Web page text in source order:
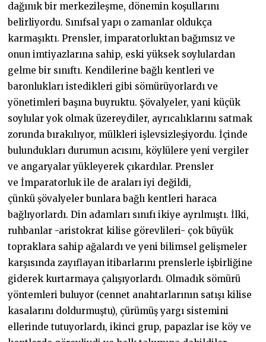
dağınık bir merkezileşme, dönemin koşullarını
belirliyordu. Sınıfsal yapı o zamanlar oldukça
karmaşıktı. Prensler, imparatorluktan bağımsız ve
onun imtiyazlarına sahip, eski yüksek soylulardan
gelme bir sınıftı. Kendilerine bağlı kentleri ve
baronlukları istedikleri gibi sömürüyorlardı ve
yönetimleri başına buyruktu. Şövalyeler, yani küçük
soylular yok olmak üzereydiler, ayrıcalıklarını satmak
zorunda bırakılıyor, mülkleri işlevsizleşiyordu. İçinde
bulundukları durumun acısını, köylülere yeni vergiler
ve angaryalar yükleyerek çıkardılar. Prensler
ve İmparatorluk ile de araları iyi değildi,
çünkü şövalyeler bunlara bağlı kentleri haraca
bağlıyorlardı. Din adamları sınıfı ikiye ayrılmıştı. İlki,
ruhbanlar -aristokrat kilise görevlileri- çok büyük
topraklara sahip ağalardı ve yeni bilimsel gelişmeler
karşısında zayıflayan itibarlarını prenslerle işbirliğine
giderek kurtarmaya çalışıyorlardı. Olmadık sömürü
yöntemleri buluyor (cennet anahtarlarının satışı kilise
kasalarını doldurmuştu), çürümüş yargı sistemini
ellerinde tutuyorlardı, ikinci grup, papazlar ise köy ve